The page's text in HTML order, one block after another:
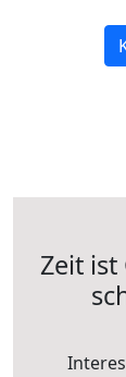
Zeit ist